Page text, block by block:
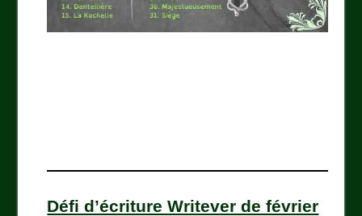
Défi d’écriture Writever de février